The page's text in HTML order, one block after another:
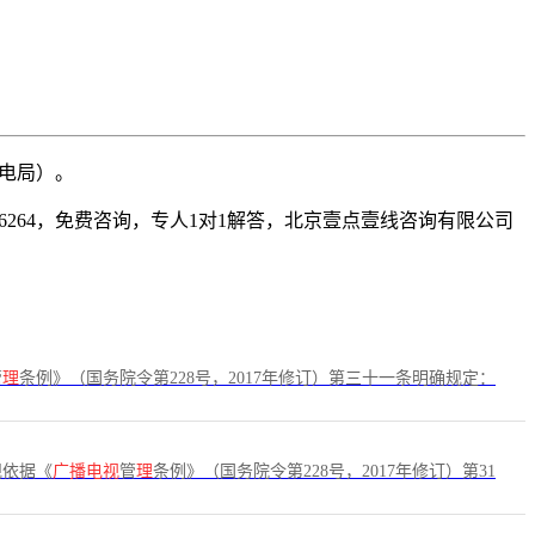
局）。
，免费咨询，专人1对1解答，北京壹点壹线咨询有限公司
理条例》（国务院令第228号，2017年修订）第三十一条明确规定：
据《广播电视管理条例》（国务院令第228号，2017年修订）第31